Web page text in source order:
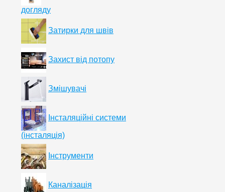
догляду
Затирки для швів
Захист від потопу
Змішувачі
Інсталяційні системи
(інсталяція)
Інструменти
Каналізація